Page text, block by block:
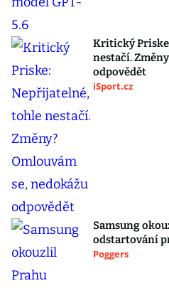
Kritický
nestačí.
odpovědět
iSport.cz
Samsung
odstartování
Poggers